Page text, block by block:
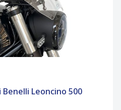
Leoncino 500